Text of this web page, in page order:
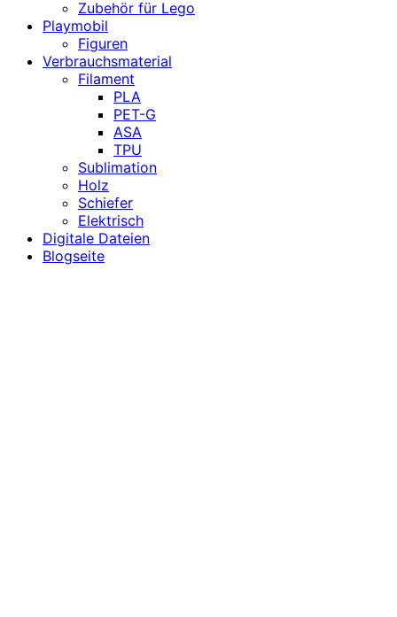
Zubehör für Lego
Playmobil
Figuren
Verbrauchsmaterial
Filament
PLA
PET-G
ASA
TPU
Sublimation
Holz
Schiefer
Elektrisch
Digitale Dateien
Blogseite